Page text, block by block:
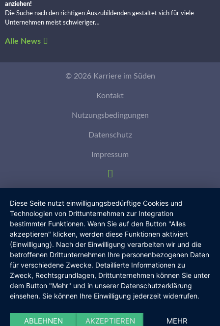
anziehen!
Die Suche nach den richtigen Auszubildenden gestaltet sich für viele
Unternehmen meist schwieriger…
Alle News
© 2026 Karriere im Süden
Kontakt
Nutzungsbedingungen
Datenschutz
Impressum
Diese Seite nutzt einwilligungsbedürftige Cookies und
Technologien von Drittunternehmen zur Integration
bestimmter Funktionen. Wenn Sie auf den Button "Alles
akzeptieren" klicken, werden diese Funktionen aktiviert
(Einwilligung). Nach der Einwilligung verarbeiten wir und die
betroffenen Drittunternehmen Ihre personenbezogenen Daten
für verschiedene Zwecke. Detaillierte Informationen zu
Zweck, Rechtsgrundlagen, Drittunternehmen können Sie unter
dem Button "Mehr" und in unserer Datenschutzerklärung
einsehen. Sie können Ihre Einwilligung jederzeit widerrufen.
ABLEHNEN AKZEPTIEREN MEHR